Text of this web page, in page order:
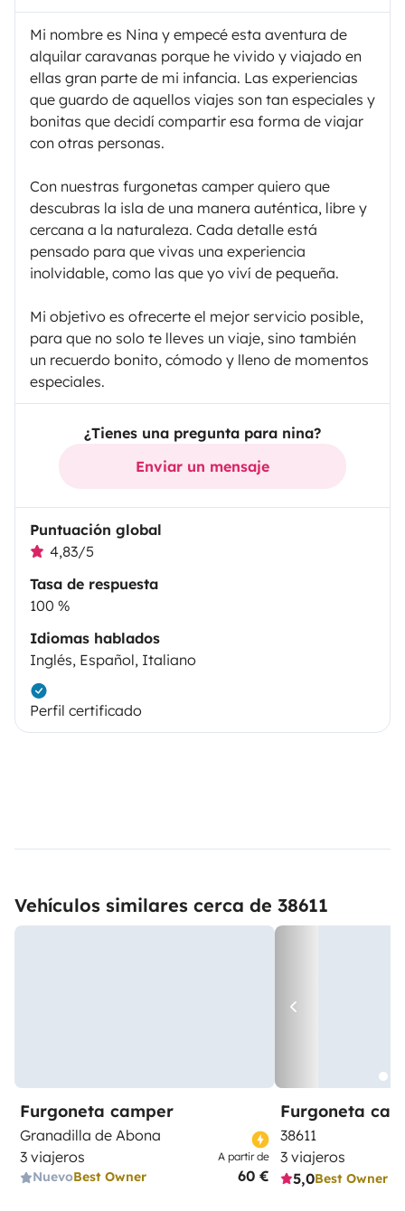
Mi nombre es Nina y empecé esta aventura de
alquilar caravanas porque he vivido y viajado en
ellas gran parte de mi infancia. Las experiencias
que guardo de aquellos viajes son tan especiales y
bonitas que decidí compartir esa forma de viajar
con otras personas.
Con nuestras furgonetas camper quiero que
descubras la isla de una manera auténtica, libre y
cercana a la naturaleza. Cada detalle está
pensado para que vivas una experiencia
inolvidable, como las que yo viví de pequeña.
Mi objetivo es ofrecerte el mejor servicio posible,
para que no solo te lleves un viaje, sino también
un recuerdo bonito, cómodo y lleno de momentos
especiales.
¿Tienes una pregunta para nina?
Enviar un mensaje
Puntuación global
4,83/5
Tasa de respuesta
100 %
Idiomas hablados
Inglés, Español, Italiano
Perfil certificado
Vehículos similares cerca de 38611
Furgoneta camper
Granadilla de Abona
3 viajeros
NuevoBest Owner
A partir de
60 €
Furgoneta
38611
3 viajeros
5,0Best Owner